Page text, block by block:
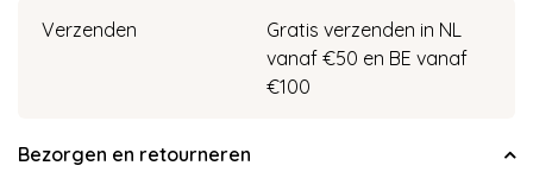
Verzenden
Gratis verzenden in NL
vanaf €50 en BE vanaf
€100
Bezorgen en retourneren